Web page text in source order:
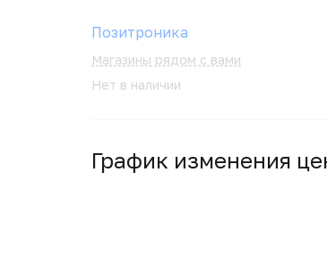
Позитроника
Магазины рядом с вами
Нет в наличии
График изменения